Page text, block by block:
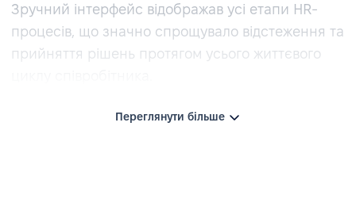
Зручний інтерфейс відображав усі етапи HR-
процесів, що значно спрощувало відстеження та
прийняття рішень протягом усього життєвого
Переглянути більше